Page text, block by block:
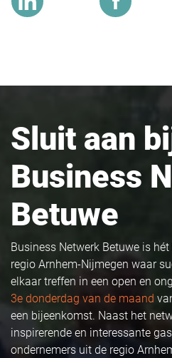
Sluit aan
Business
Betuwe
Business Netwerk Betuwe is
regio Arnhem-Nijmegen waar
elkaar treffen in een open en
3e donderdag van de maand
een bijeenkomst. Naast het
inspirerende en interessante
ondernemers uit de regio